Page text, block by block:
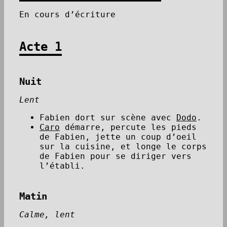
En cours d’écriture
Acte 1
Nuit
Lent
Fabien dort sur scène avec Dodo .
Caro démarre, percute les pieds
de Fabien, jette un coup d’oeil
sur la cuisine, et longe le corps
de Fabien pour se diriger vers
l’établi.
Matin
Calme, lent